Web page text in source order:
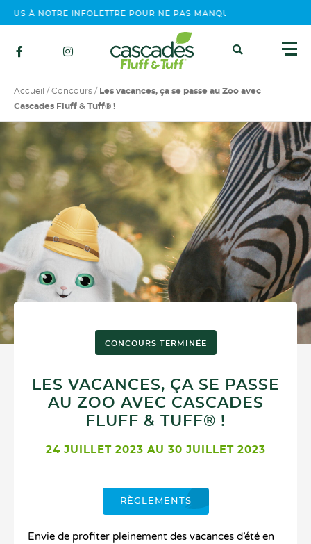
À NOTRE INFOLETTRE POUR NE PAS MANQUER NOS
Accueil / Concours / Les vacances, ça se passe au Zoo avec
Cascades Fluff & Tuff® !
CONCOURS TERMINÉE
LES VACANCES, ÇA SE PASSE
AU ZOO AVEC CASCADES
FLUFF & TUFF® !
24 JUILLET 2023 AU 30 JUILLET 2023
RÈGLEMENTS
Envie de profiter pleinement des vacances d’été en